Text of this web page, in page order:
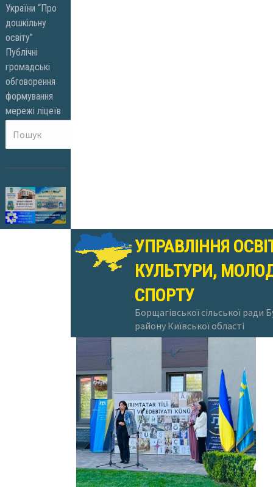
України “Про
дошкільну
освіту”
Публічні
громадські
обговорення
формування
мережі ліцеїв
УПРАВЛІННЯ
КУЛЬТУРИ,
СПОРТУ
Борщагівської сільської ради
району Київської області